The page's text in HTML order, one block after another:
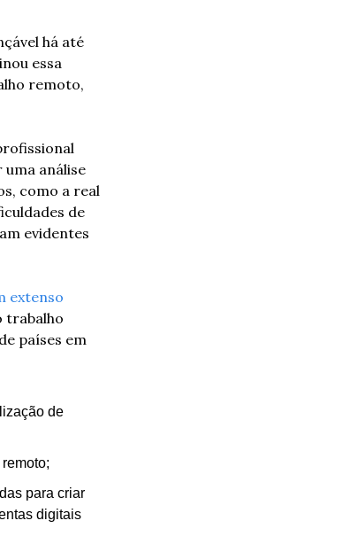
há até
essa
remoto,
análise
como a real
de
evidentes
extenso
trabalho
países em
de
para criar
digitais